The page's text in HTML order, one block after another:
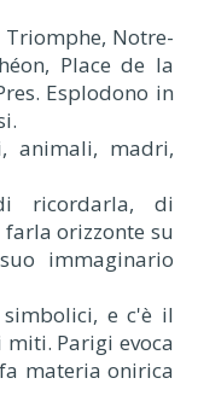
Triomphe, Notre-
Place de la
Esplodono in
animali, madri,
ricordarla, di
orizzonte su
immaginario
e c'è il
Parigi evoca
materia onirica